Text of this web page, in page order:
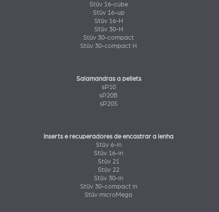
Stûv 16-cube
Stûv 16-up
Stûv 16-H
Stûv 30-H
Stûv 30-compact
Stûv 30-compact H
Salamandras a pellets
sP10
sP20B
sP20S
Inserts e recuperadores de encastrar a lenha
Stûv 6-in
Stûv 16-in
Stûv 21
Stûv 22
Stûv 30-in
Stûv 30-compact in
Stûv microMega